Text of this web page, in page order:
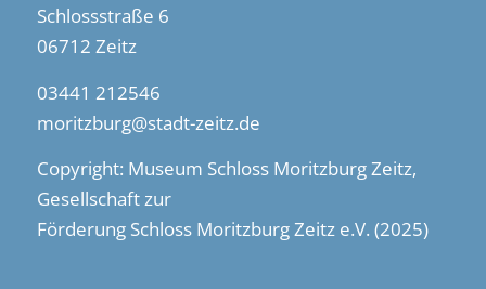
Schlossstraße 6
06712 Zeitz
03441 212546
moritzburg@stadt-zeitz.de
Copyright: Museum Schloss Moritzburg Zeitz,
Gesellschaft zur
Förderung Schloss Moritzburg Zeitz e.V. (2025)